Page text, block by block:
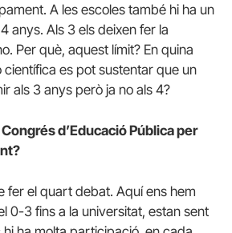
A les escoles també hi ha un
anys. Als 3 els deixen fer la
Per què, aquest límit? En quina
es pot sustentar que un
als 3 anys però ja no als 4?
d’Educació Pública per
fer el quart debat. Aquí ens hem
0-3 fins a la universitat, estan sent